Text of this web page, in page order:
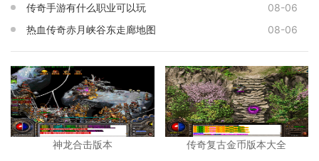
传奇手游有什么职业可以玩
08-06
热血传奇赤月峡谷东走廊地图
08-06
神龙合击版本 传奇复古金币版本大全